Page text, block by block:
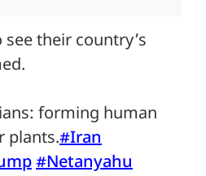
their country’s
forming human
plants.#Iran
#Netanyahu